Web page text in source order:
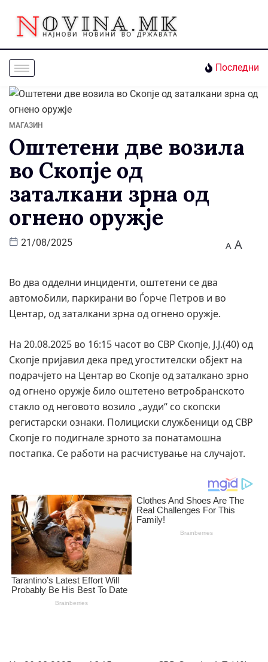
Последни
МАГАЗИН
Оштетени две возила
во Скопје од
заталкани зрна од
огнено оружје
21/08/2025 A A
Во два одделни инциденти, оштетени се два
автомобили, паркирани во Ѓорче Петров и во
Центар, од заталкани зрна од огнено оружје.
На 20.08.2025 во 16:15 часот во СВР Скопје, Ј.Ј.(40) од
Скопје пријавил дека пред угостителски објект на
подрачјето на Центар во Скопје од заталкано зрно
од огнено оружје било оштетено ветробранското
стакло од неговото возило „ауди“ со скопски
регистарски ознаки. Полициски службеници од СВР
Скопје го подигнале зрното за понатамошна
постапка. Се работи на расчистување на случајот.